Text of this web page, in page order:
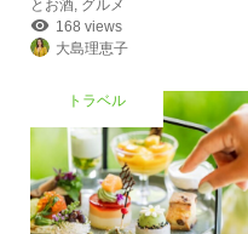
とお酒, グルメ
168 views
大島理恵子
トラベル